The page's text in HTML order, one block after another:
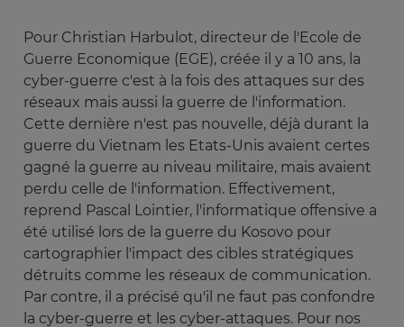
Pour Christian Harbulot, directeur de l'Ecole de
Guerre Economique (EGE), créée il y a 10 ans, la
cyber-guerre c'est à la fois des attaques sur des
réseaux mais aussi la guerre de l'information.
Cette dernière n'est pas nouvelle, déjà durant la
guerre du Vietnam les Etats-Unis avaient certes
gagné la guerre au niveau militaire, mais avaient
perdu celle de l'information. Effectivement,
reprend Pascal Lointier, l'informatique offensive a
été utilisé lors de la guerre du Kosovo pour
cartographier l'impact des cibles stratégiques
détruits comme les réseaux de communication.
Par contre, il a précisé qu'il ne faut pas confondre
la cyber-guerre et les cyber-attaques. Pour nos